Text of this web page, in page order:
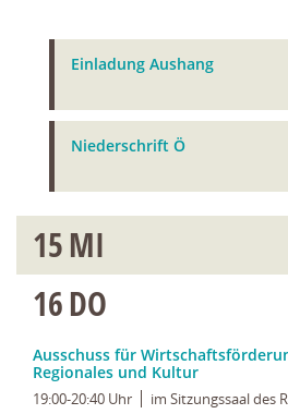
Einladung Aushang
Niederschrift Ö
15MI
16DO
Ausschuss für
Regionales und Kultur
19:00-20:40 Uhr im Sitzungssaal des